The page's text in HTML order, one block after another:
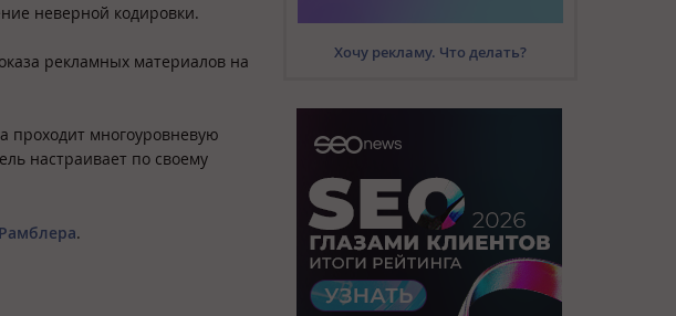
неверной кодировки.
рекламных материалов на
проходит многоуровневую
настраивает по своему
.
Хочу рекламу. Что делать?